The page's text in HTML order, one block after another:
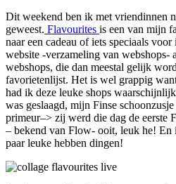
Dit weekend ben ik met vriendinnen
geweest. Flavourites is een van mijn
naar een cadeau of iets speciaals
website -verzameling van webshops-
webshops, die dan meestal gelijk
favorietenlijst. Het is wel grappig
had ik deze leuke shops
was geslaagd, mijn Finse
primeur–> zij werd die dag de eerste
– bekend van Flow- ooit, leuk he! En
paar leuke hebben dingen!